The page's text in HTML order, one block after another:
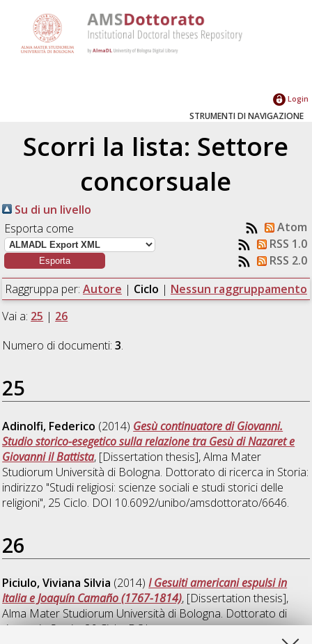
Login
STRUMENTI DI NAVIGAZIONE
Scorri la lista: Settore
concorsuale
Su di un livello
Esporta come
Atom
RSS 1.0
RSS 2.0
Raggruppa per: Autore | Ciclo | Nessun raggruppamento
Vai a: 25 | 26
Numero di documenti:3.
25
Adinolfi, Federico (2014) Gesù continuatore di Giovanni.
Studio storico-esegetico sulla relazione tra Gesù di Nazaret e
Giovanni il Battista, [Dissertation thesis], Alma Mater
Studiorum Università di Bologna. Dottorato di ricerca in Storia:
indirizzo "Studi religiosi: scienze sociali e studi storici delle
religioni", 25 Ciclo. DOI 10.6092/unibo/amsdottorato/6646.
26
Piciulo, Viviana Silvia (2014)I Gesuiti americani espulsi in
Italia e Joaquín Camaño (1767-1814), [Dissertation thesis],
Alma Mater Studiorum Università di Bologna. Dottorato di
ricerca inStoria, 26 Ciclo. DOI